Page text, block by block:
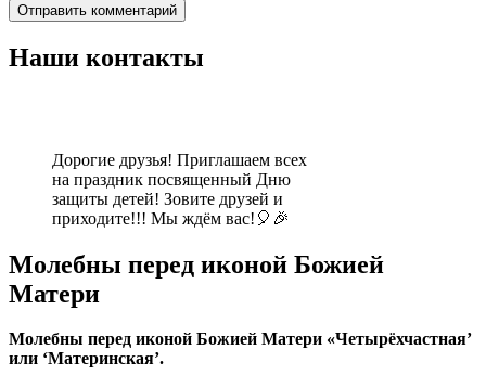
Наши контакты
Дорогие друзья! Приглашаем всех
на праздник посвященный Дню
защиты детей! Зовите друзей и
приходите!!! Мы ждём вас!🎈🎉
Молебны перед иконой Божией
Матери
Молебны перед иконой Божией Матери «Четырёхчастная’
или ‘Материнская’.